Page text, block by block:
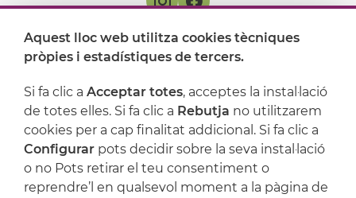
On ens trobem
Suport
Aquest lloc web utilitza cookies tècniques
pròpies i estadístiques de tercers.
Si fa clic a Acceptar totes, acceptes la instal·lació
de totes elles. Si fa clic a Rebutja no utilitzarem
cookies per a cap finalitat addicional. Si fa clic a
Configurar pots decidir sobre la seva instal·lació
o no Pots retirar el teu consentiment o
reprendre’l en qualsevol moment a la pàgina de